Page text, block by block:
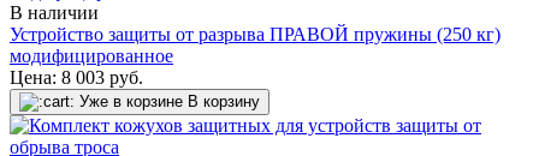
В наличии
Устройство защиты от разрыва ПРАВОЙ пружины (250 кг)
модифицированное
Цена: 8 003 руб.
Уже в корзине В корзину